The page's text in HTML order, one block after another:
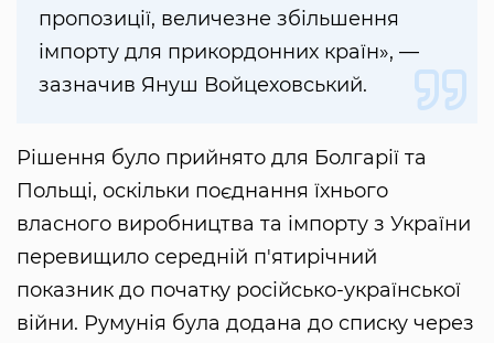
пропозиції, величезне збільшення
імпорту для прикордонних країн», —
зазначив Януш Войцеховський.
Рішення було прийнято для Болгарії та
Польщі, оскільки поєднання їхнього
власного виробництва та імпорту з України
перевищило середній п'ятирічний
показник до початку російсько-української
війни. Румунія була додана до списку через